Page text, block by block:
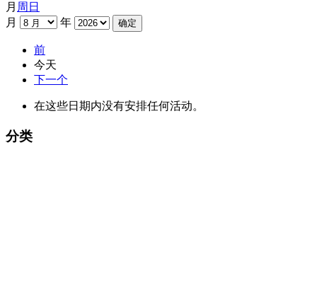
月 周 日
月
年
前
今天
下一个
在这些日期内没有安排任何活动。
分类